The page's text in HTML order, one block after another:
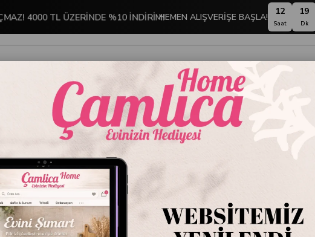
4000 TL ÜZERİNDE %10 İNDİRİM!HEMEN ALIŞVERİŞE BAŞLA! 12
Saat
19
Dk
İNDİRİMLİ ÜRÜNLER DEKORASYON TABLO KOLEKSİYONU
DÜZENLEME GEREÇLERİ Elpida 3 Katlı Döner Raf Şeffaf
Elpida 3
Stok Kodu
Marka:Primanova